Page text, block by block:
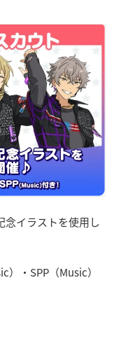
念イラストを使用し
・SPP（Music）